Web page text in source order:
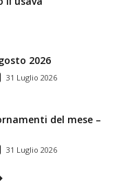
2026
31 Luglio 2026
del mese –
31 Luglio 2026